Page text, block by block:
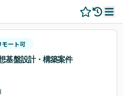
モート可
基盤設計・構築案件